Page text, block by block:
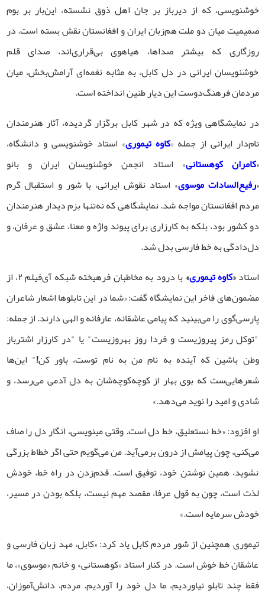
خوشنویسی، که از دیرباز بر جان اهل ذوق نشسته، این‌بار بر بوم
صمیمیت میان دو ملت هم‌زبان ایران و افغانستان نقش بسته است. در
روزگاری که بیشتر صداها، هیاهوی بی‌قراری‌اند، صدای قلم
خوشنویسان ایرانی در دل کابل، به مثابه نغمه‌ای آرامش‌بخش، میان
مردمان فرهنگ‌دوست این دیار طنین انداخته است.
در نمایشگاهی ویژه که در شهر کابل برگزار گردیده، آثار هنرمندان
نام‌دار ایرانی از جمله «کاوه تیموری» استاد خوشنویسی و دانشگاه،
«کامران کوهستانی» استاد انجمن خوشنویسان ایران و بانو
«رفیع‌السادات موسوی» استاد نقوش ایرانی، با شور و استقبال گرم
مردم افغانستان مواجه شد. نمایشگاهی که نه‌تنها بزم دیدار هنرمندان
دو کشور بود، بلکه به کارزاری برای پیوند واژه و معنا، عشق و عرفان، و
دل‌دادگی به خط فارسی بدل شد.
استاد«کاوه تیموری»
با درود به مخاطبان فرهیخته شبکه آی‌فیلم ۲، از
مضمون‌های فاخر این نمایشگاه گفت: «شما در این تابلوها اشعار شاعران
پارسی‌گوی را می‌بینید که پیامی عاشقانه، عارفانه و الهی دارند. از جمله:
"توکل رمز پیروزیست و فردا روز بهروزیست" یا "در کارزار اشترباز
وطن باشین که آینده به نام من به نام توست، باور کن!" این‌ها
شعرهایی‌ست که بوی بهار از کوچه‌کوچه‌شان به دل آدمی می‌رسد، و
شادی و امید را نوید می‌دهد.»
او افزود: «خط نستعلیق، خط دل است. وقتی مینویسی، انگار دل را صاف
می‌کنی، چون پیامش از درون برمی‌آید. من می‌گویم حتی اگر خطاط بزرگی
نشوید، همین نوشتن خود، توفیق است. قدم‌زدن در راه خط، خودش
لذت است، چون به قول عرفا، مقصد مهم نیست، بلکه بودن در مسیر،
خودش سرمایه است.»
تیموری همچنین از شور مردم کابل یاد کرد: «کابل، مهد زبان فارسی و
عاشقان خط خوش است. در کنار استاد «کوهستانی» و خانم «موسوی»، ما
فقط چند تابلو نیاوردیم، ما دل خود را آوردیم. مردم، دانش‌آموزان،